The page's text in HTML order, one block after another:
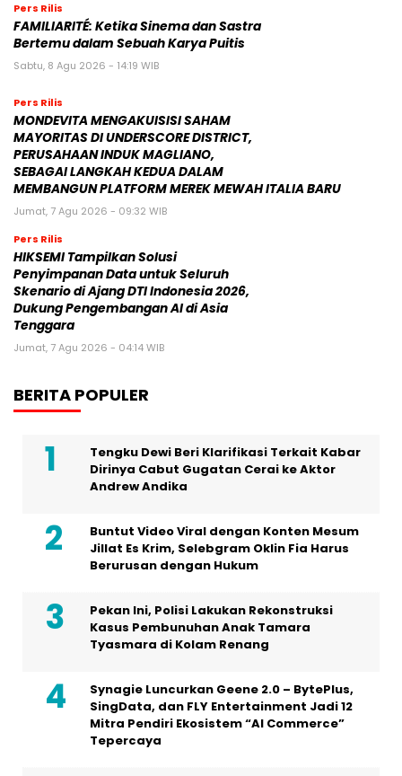
Pers Rilis
FAMILIARITÉ: Ketika Sinema dan Sastra
Bertemu dalam Sebuah Karya Puitis
Sabtu, 8 Agu 2026 - 14:19 WIB
Pers Rilis
MONDEVITA MENGAKUISISI SAHAM
MAYORITAS DI UNDERSCORE DISTRICT,
PERUSAHAAN INDUK MAGLIANO,
SEBAGAI LANGKAH KEDUA DALAM
MEMBANGUN PLATFORM MEREK MEWAH ITALIA BARU
Jumat, 7 Agu 2026 - 09:32 WIB
Pers Rilis
HIKSEMI Tampilkan Solusi
Penyimpanan Data untuk Seluruh
Skenario di Ajang DTI Indonesia 2026,
Dukung Pengembangan AI di Asia
Tenggara
Jumat, 7 Agu 2026 - 04:14 WIB
BERITA POPULER
Tengku Dewi Beri Klarifikasi Terkait Kabar
Dirinya Cabut Gugatan Cerai ke Aktor
Andrew Andika
Buntut Video Viral dengan Konten Mesum
Jillat Es Krim, Selebgram Oklin Fia Harus
Berurusan dengan Hukum
Pekan Ini, Polisi Lakukan Rekonstruksi
Kasus Pembunuhan Anak Tamara
Tyasmara di Kolam Renang
Synagie Luncurkan Geene 2.0 – BytePlus,
SingData, dan FLY Entertainment Jadi 12
Mitra Pendiri Ekosistem “AI Commerce”
Tepercaya